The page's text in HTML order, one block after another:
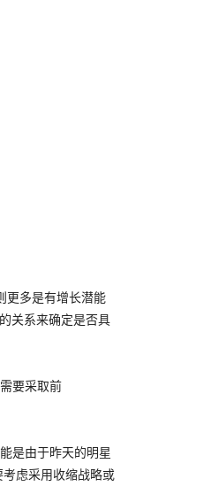
更多是有增长潜能
关系来确定是否具
要采取前
是由于昨天的明星
虑采用收缩战略或